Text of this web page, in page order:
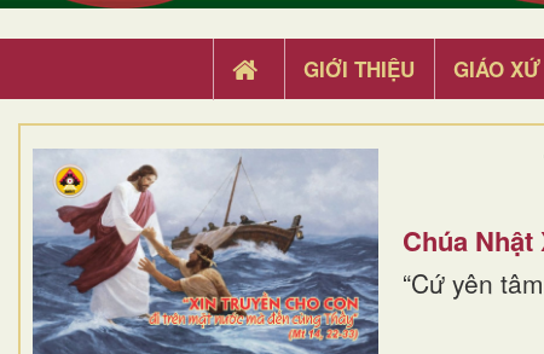
GIỚI THIỆU GIÁO XỨ
Chúa
“Cứ yên